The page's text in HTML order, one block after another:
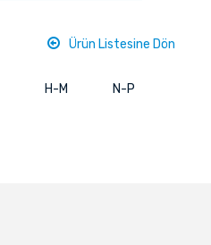
Ürün Listesine Dön
H-M N-P